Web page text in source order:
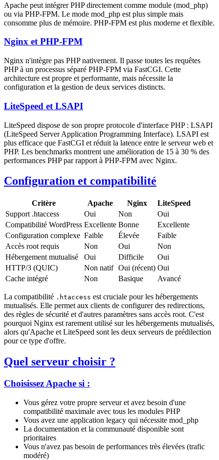
Apache peut intégrer PHP directement comme module (mod_php)
ou via PHP-FPM. Le mode mod_php est plus simple mais
consomme plus de mémoire. PHP-FPM est plus moderne et flexible.
Nginx et PHP-FPM
Nginx n'intègre pas PHP nativement. Il passe toutes les requêtes
PHP à un processus séparé PHP-FPM via FastCGI. Cette
architecture est propre et performante, mais nécessite la
configuration et la gestion de deux services distincts.
LiteSpeed et LSAPI
LiteSpeed dispose de son propre protocole d'interface PHP : LSAPI
(LiteSpeed Server Application Programming Interface). LSAPI est
plus efficace que FastCGI et réduit la latence entre le serveur web et
PHP. Les benchmarks montrent une amélioration de 15 à 30 % des
performances PHP par rapport à PHP-FPM avec Nginx.
Configuration et compatibilité
Critère Apache Nginx
LiteSpeed
Support .htaccess
Oui Non
Oui
Compatibilité WordPress Excellente Bonne
Excellente
Configuration complexe Faible Élevée
Faible
Accès root requis
Non Oui
Non
Hébergement mutualisé
Oui Difficile
Oui
HTTP/3 (QUIC)
Non natif Oui (récent) Oui
Cache intégré
Non Basique Avancé
La compatibilité .htaccess est cruciale pour les hébergements
mutualisés. Elle permet aux clients de configurer des redirections,
des règles de sécurité et d'autres paramètres sans accès root. C'est
pourquoi Nginx est rarement utilisé sur les hébergements mutualisés,
alors qu'Apache et LiteSpeed sont les deux serveurs de prédilection
pour ce type d'offre.
Quel serveur choisir ?
Choisissez Apache si :
Vous gérez votre propre serveur et avez besoin d'une
compatibilité maximale avec tous les modules PHP
Vous avez une application legacy qui nécessite mod_php
La documentation et la communauté disponible sont
prioritaires
Vous n'avez pas besoin de performances très élevées (trafic
modéré)